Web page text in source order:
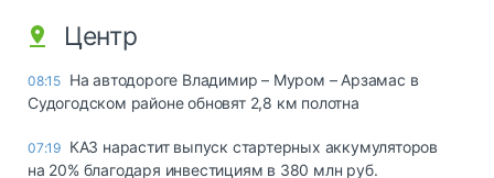
Центр
08:15 На автодороге Владимир – Муром – Арзамас в
Судогодском районе обновят 2,8 км полотна
07:19 КАЗ нарастит выпуск стартерных аккумуляторов
на 20% благодаря инвестициям в 380 млн руб.